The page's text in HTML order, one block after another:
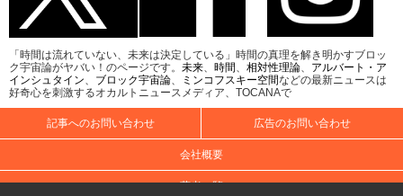
「時間は流れていない、未来は決定している」時間の真理を解き明かすブロッ
ク宇宙論がヤバい！のページです。 未来 時間 相対性理論
アルバート・ア
インシュタイン
ブロック宇宙論 ミンコフスキー空間などの最新ニュースは
好奇心を刺激するオカルトニュースメディア、TOCANAで
記事へのお問い合わせ 広告のお問い合わせ
会社概要
著者一覧